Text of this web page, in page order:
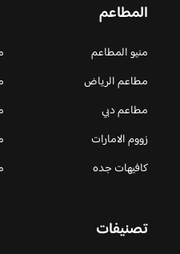
المطاعم
منيو المطاعم
مطاعم الرياض
مطاعم دبي
زووم الامارات
كافيهات جده
تصنيفات